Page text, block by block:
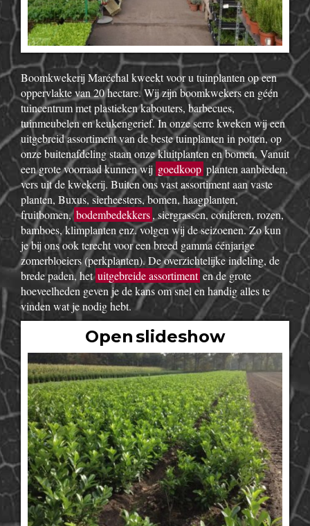
Boomkwekerij Maréchal kweekt voor u tuinplanten op een
oppervlakte van 20 hectare. Wij zijn boomkwekers en géén
tuincentrum met plastieken kabouters, barbecues,
tuinmeubelen en keukengerief. In onze serre kweken wij een
uitgebreid assortiment van de beste tuinplanten in potten, op
onze buitenafdeling staan onze kluitplanten en bomen. Vanuit
een grote voorraad kunnen wij goedkoop planten aanbieden,
vers uit de kwekerij. Buiten ons vast assortiment aan vaste
planten, Buxus, sierheesters, bomen, haagplanten,
fruitbomen,bodembedekkers, siergrassen, coniferen, rozen,
bamboes, klimplanten enz. volgen wij de seizoenen. Zo kun
je bij ons ook terecht voor een breed gamma éénjarige
zomerbloeiers (perkplanten). De overzichtelijke indeling, de
brede paden, hetuitgebreide assortiment en de grote
hoeveelheden geven je de kans om snel en handig alles te
vinden wat je nodig hebt.
Open slideshow